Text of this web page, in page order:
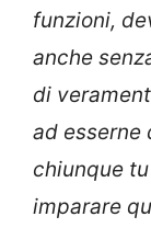
funzioni,
anche
di
ad esserne
chiunque
imparare